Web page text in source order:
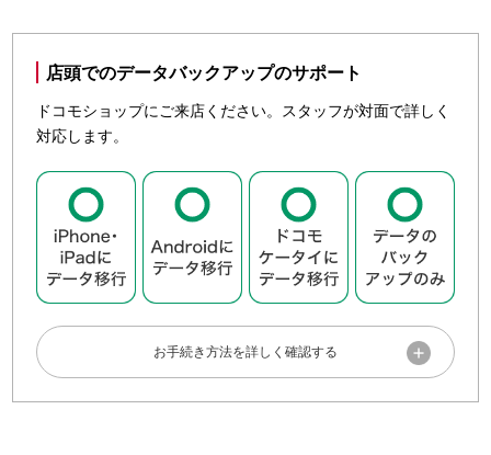
に利用できるようにするために、事前に各アカウントを確認
dアカウントのID／パスワードのご確認をお願いいたしま
す。
ID／パスワードの確認・変更
GoogleアカウントのID／パスワードのご確認をお願いい
たします。
Googleアカウントのユーザー名／パスワードを忘れた
データをバックアップ・復元する
準備が整ったら、SDカードでデータをバックアップ・復元
店頭でのデータバックアップのサポート
ドコモショップにご来店ください。スタッフが対面で詳しく
対応します。